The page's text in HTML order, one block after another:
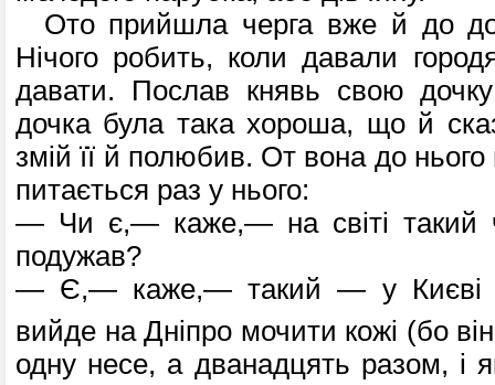
Ото прийшла черга вже й до
Нічого робить, коли давали
давати. Послав княвь свою
дочка була така хороша, що й
змій її й полюбив. От вона до
питається раз у нього:
— Чи є,— каже,— на світі такий
подужав?
— Є,— каже,— такий — у Києві
вийде на Дніпро мочити кожі (бо
одну несе, а дванадцять разом, і